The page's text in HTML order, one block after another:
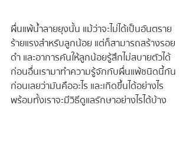
ผื่นแพ้น้ำลายยุงนั้น แม้ว่าจะไม่ได้เป็นอันตราย
ร้ายแรงสำหรับลูกน้อย แต่ก็สามารถสร้างรอย
ดำ และอาการคันให้ลูกน้อยรู้สึกไม่สบายตัวได้
ก่อนอื่นเรามาทำความรู้จักกับผื่นแพ้ชนิดนี้กัน
ก่อนเลยว่ามันคืออะไร และเกิดขึ้นได้อย่างไร
พร้อมทั้งเราจะมีวิธีดูแลรักษาอย่างไรได้บ้าง